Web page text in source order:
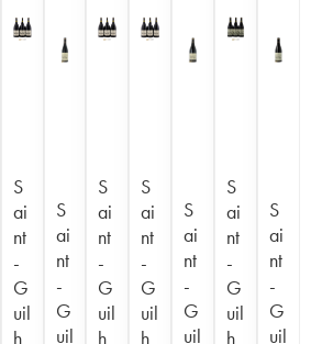
S
ai
nt
-
G
uil
h
S
ai
nt
-
G
uil
S
ai
nt
-
G
uil
h
S
ai
nt
-
G
uil
h
S
ai
nt
-
G
uil
S
ai
nt
-
G
uil
h
S
ai
nt
-
G
uil